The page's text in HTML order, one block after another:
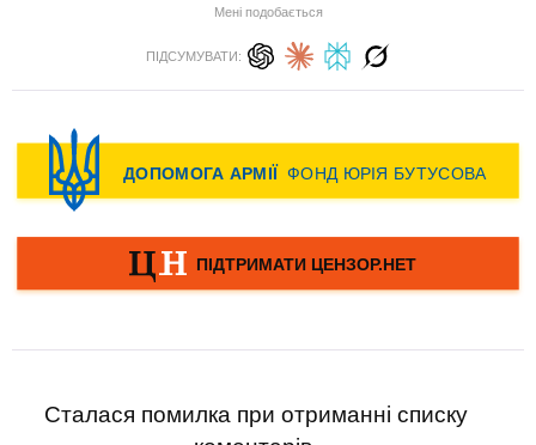
Мені подобається
ПІДСУМУВАТИ:
Сталася помилка при отриманні списку